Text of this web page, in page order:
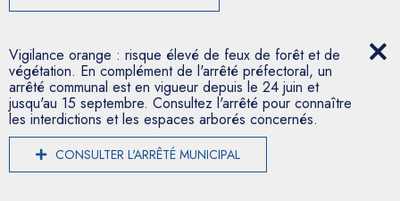
Vigilance orange : risque élevé de feux de forêt et de
végétation. En complément de l'arrêté préfectoral, un
arrêté communal est en vigueur depuis le 24 juin et
jusqu'au 15 septembre. Consultez l'arrêté pour connaître
les interdictions et les espaces arborés concernés.
CONSULTER L'ARRÊTÉ MUNICIPAL